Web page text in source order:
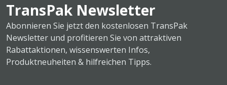
TransPak Newsletter
Abonnieren Sie jetzt den kostenlosen TransPak
Newsletter und profitieren Sie von attraktiven
Rabattaktionen, wissenswerten Infos,
Produktneuheiten & hilfreichen Tipps.